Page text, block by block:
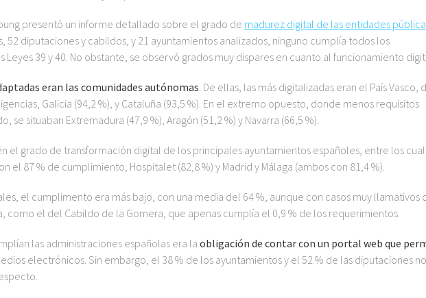
presentó un informe detallado sobre el grado de madurez digital de las entidades
52 diputaciones y cabildos, y 21 ayuntamientos analizados, ninguno cumplía todos los
39 y 40. No obstante, se observó grados muy dispares en cuanto al funcionamiento
eran las comunidades autónomas . De ellas, las más digitalizadas eran el País Vasco,
Galicia (94,2 %), y Cataluña (93,5 %). En el extremo opuesto, donde menos requisitos
se situaban Extremadura (47,9 %), Aragón (51,2 %) y Navarra (66,5 %).
el grado de transformación digital de los principales ayuntamientos españoles, entre los
el 87 % de cumplimiento, Hospitalet (82,8 %) y Madrid y Málaga (ambos con 81,4 %).
el cumplimento era más bajo, con una media del 64 %, aunque con casos muy llamativos
como el del Cabildo de la Gomera, que apenas cumplía el 0,9 % de los requerimientos.
las administraciones españolas era la obligación de contar con un portal web que
electrónicos. Sin embargo, el 38 % de los ayuntamientos y el 52 % de las diputaciones no